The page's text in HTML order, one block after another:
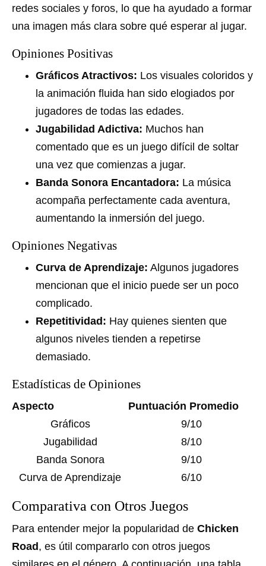
redes sociales y foros, lo que ha ayudado a formar
una imagen más clara sobre qué esperar al jugar.
Opiniones Positivas
Gráficos Atractivos: Los visuales coloridos y
la animación fluida han sido elogiados por
jugadores de todas las edades.
Jugabilidad Adictiva: Muchos han
comentado que es un juego difícil de soltar
una vez que comienzas a jugar.
Banda Sonora Encantadora: La música
acompaña perfectamente cada aventura,
aumentando la inmersión del juego.
Opiniones Negativas
Curva de Aprendizaje: Algunos jugadores
mencionan que el inicio puede ser un poco
complicado.
Repetitividad: Hay quienes sienten que
algunos niveles tienden a repetirse
demasiado.
Estadísticas de Opiniones
Aspecto
Puntuación Promedio
Gráficos
9/10
Jugabilidad
8/10
Banda Sonora
9/10
Curva de Aprendizaje
6/10
Comparativa con Otros Juegos
Para entender mejor la popularidad de Chicken
Road , es útil compararlo con otros juegos